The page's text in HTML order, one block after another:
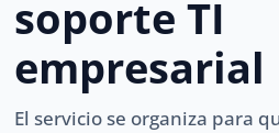
soporte TI
empresarial
El servicio se organiza para